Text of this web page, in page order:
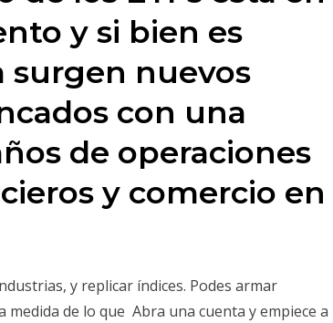
y si bien es
surgen nuevos
con una
de operaciones
y comercio en
y replicar índices. Podes armar
medida de lo que Abra una cuenta y empiece a